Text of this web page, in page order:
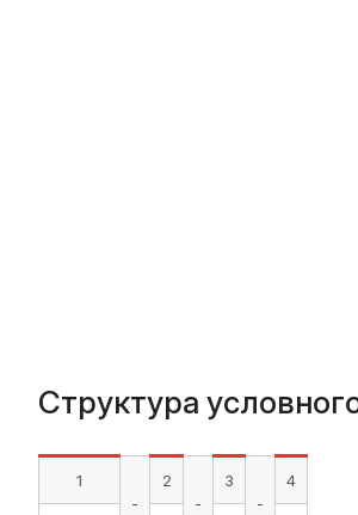
Структура
1
-
2
-
3
-
4